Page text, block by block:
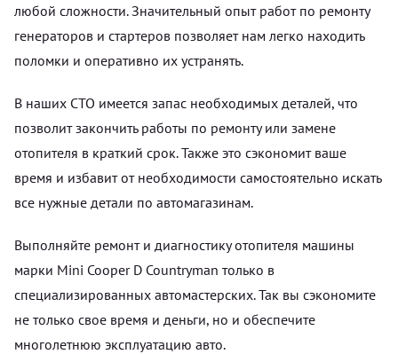
любой сложности. Значительный опыт работ по ремонту
генераторов и стартеров позволяет нам легко находить
поломки и оперативно их устранять.
В наших СТО имеется запас необходимых деталей, что
позволит закончить работы по ремонту или замене
отопителя в краткий срок. Также это сэкономит ваше
время и избавит от необходимости самостоятельно искать
все нужные детали по автомагазинам.
Выполняйте ремонт и диагностику отопителя машины
марки Mini Cooper D Countryman только в
специализированных автомастерских. Так вы сэкономите
не только свое время и деньги, но и обеспечите
многолетнюю эксплуатацию авто.